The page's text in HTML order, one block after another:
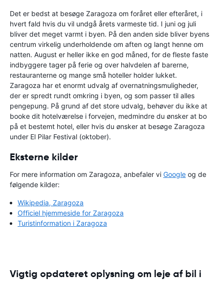
Det er bedst at besøge Zaragoza om foråret eller efteråret, i
hvert fald hvis du vil undgå årets varmeste tid. I juni og juli
bliver det meget varmt i byen. På den anden side bliver byens
centrum virkelig underholdende om aften og langt henne om
natten. August er heller ikke en god måned, for de fleste faste
indbyggere tager på ferie og over halvdelen af barerne,
restauranterne og mange små hoteller holder lukket.
Zaragoza har et enormt udvalg af overnatningsmuligheder,
der er spredt rundt omkring i byen, og som passer til alles
pengepung. På grund af det store udvalg, behøver du ikke at
booke dit hotelværelse i forvejen, medmindre du ønsker at bo
på et bestemt hotel, eller hvis du ønsker at besøge Zaragoza
under El Pilar Festival (oktober).
Eksterne kilder
For mere information om Zaragoza, anbefaler vi Google og de
følgende kilder:
Wikipedia, Zaragoza
Officiel hjemmeside for Zaragoza
Turistinformation i Zaragoza
Vigtig opdateret oplysning om leje af bil i